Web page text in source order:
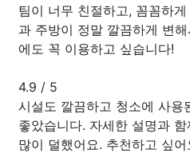
팀이 너무 친절하고, 꼼꼼하
과 주방이 정말 깔끔하게 변
에도 꼭 이용하고 싶습니다!
4.9 / 5
시설도 깔끔하고 청소에 사용
좋았습니다. 자세한 설명과
많이 덜했어요. 추천하고 싶어